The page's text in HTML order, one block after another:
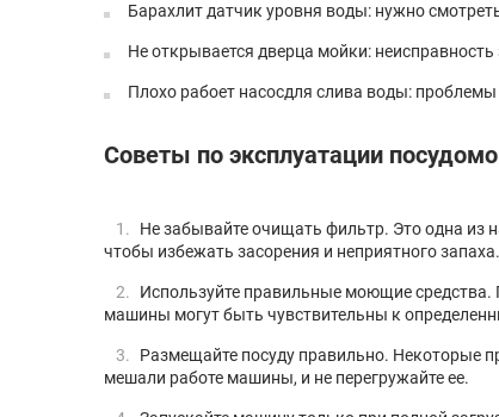
Барахлит датчик уровня воды: нужно
Не открывается дверца мойки:
Плохо рабоет насосдля слива воды:
Советы по эксплуатации
Не забывайте очищать фильтр. Это одна из
чтобы избежать засорения и неприятного запаха.
Используйте правильные моющие средства.
машины могут быть чувствительны к
Размещайте посуду правильно. Некоторые
мешали работе машины, и не перегружайте ее.